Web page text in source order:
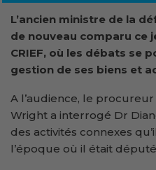
L’ancien ministre de la
de nouveau comparu ce
CRIEF, où les débats se
gestion de ses biens et
A l’audience, le
Wright a interrogé Dr
des activités connexes
l’époque où il était